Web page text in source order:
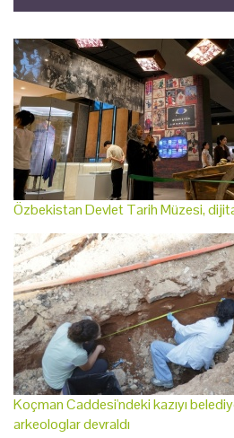
Özbekistan Devlet Tarih Müzesi,
Koçman Caddesi'ndeki kazıyı
arkeologlar devraldı